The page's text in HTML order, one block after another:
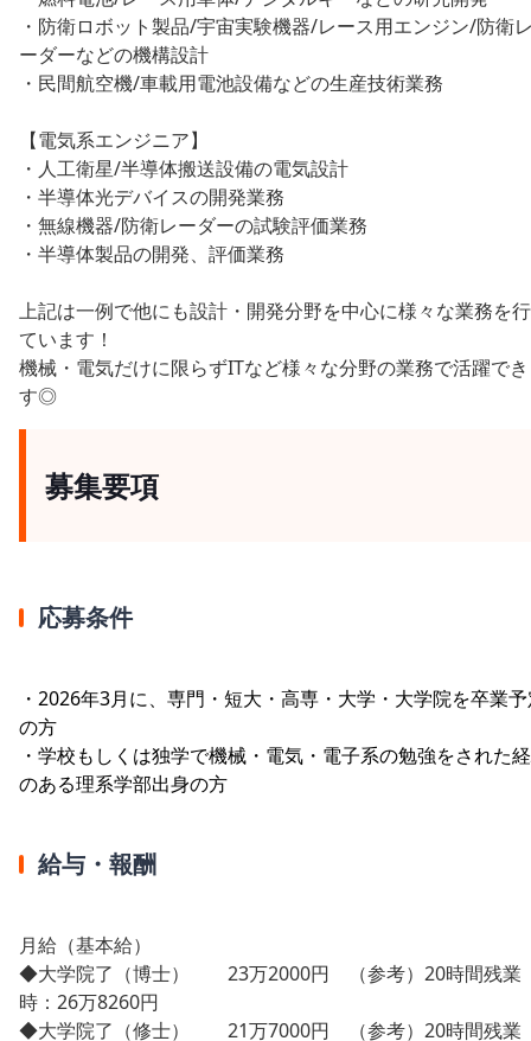
・防衛ロボット製品/宇宙実験機器/レース用エンジン/防衛
ーダーなどの機構設計
・民間航空機/車載用電池設備などの生産技術業務
【電気系エンジニア】
・人工衛星/半導体搬送設備の電気設計
・半導体光デバイスの開発業務
・無線機器/防衛レーダーの試験評価業務
・半導体製品の開発、評価業務
上記は一例で他にも設計・開発分野を中心に様々な業務を
ています！
機械・電気だけに限らずITなど様々な分野の業務で活躍で
す◎
募集要項
応募条件
・2026年3月に、専門・短大・高専・大学・大学院を卒業
の方
・学校もしくは独学で機械・電気・電子系の勉強をされた
のある理系学部出身の方
給与・報酬
月給（基本給）
◆大学院了（博士） 23万2000円 （参考）20時間残業
時：26万8260円
◆大学院了（修士） 21万7000円 （参考）20時間残業